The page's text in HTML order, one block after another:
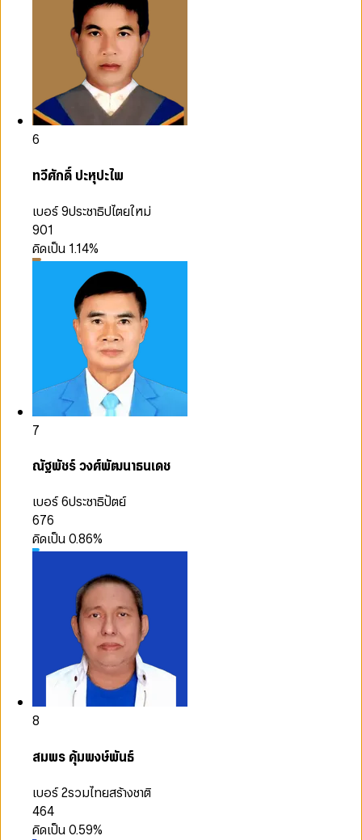
6
ทวีศักดิ์ ปะหุปะไพ
เบอร์ 9ประชาธิปไตยใหม่
901
คิดเป็น 1.14%
7
ณัฐพัชร์ วงศ์พัฒนาธนเดช
เบอร์ 6ประชาธิปัตย์
676
คิดเป็น0.86%
8
สมพร คุ้มพงษ์พันธ์
เบอร์ 2รวมไทยสร้างชาติ
464
คิดเป็น0.59%